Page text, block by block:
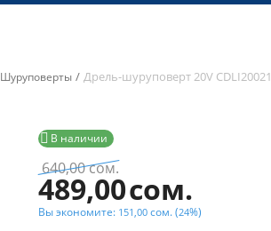
Шуруповерты / Дрель-шуруповерт 20V CDLI20021
В наличии

640,00сом.
489,00сом.
Вы экономите: 151,00 сом.(24%)